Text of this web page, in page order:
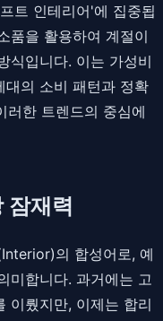
트 인테리어'에 집중됩
품을 활용하여 계절이
식입니다. 이는 가성비
대의 소비 패턴과 정확
러한 트렌드의 중심에
재력
의 합성어로, 예
미합니다. 과거에는 고
이뤘지만, 이제는 합리